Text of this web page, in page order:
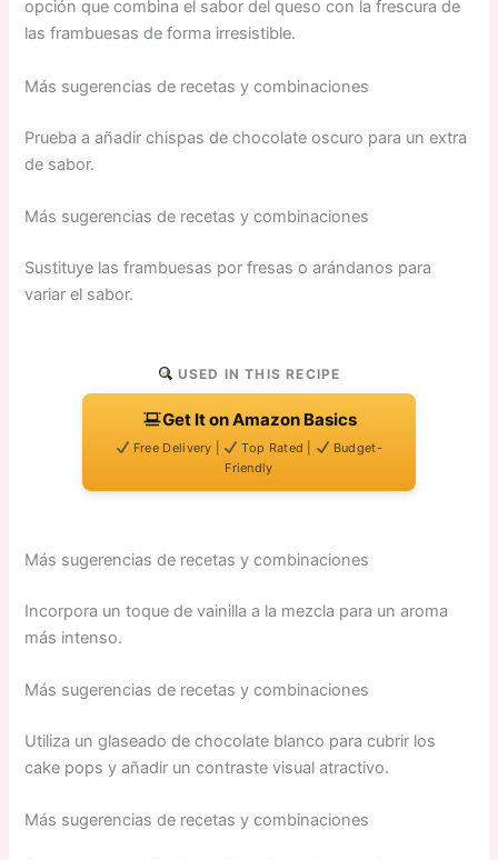
opción que combina el sabor del queso con la frescura de
las frambuesas de forma irresistible.
Más sugerencias de recetas y combinaciones
Prueba a añadir chispas de chocolate oscuro para un extra
de sabor.
Más sugerencias de recetas y combinaciones
Sustituye las frambuesas por fresas o arándanos para
variar el sabor.
USED IN THIS RECIPE
Get It on Amazon Basics
Free Delivery | Top Rated |
Budget-
Friendly
Más sugerencias de recetas y combinaciones
Incorpora un toque de vainilla a la mezcla para un aroma
más intenso.
Más sugerencias de recetas y combinaciones
Utiliza un glaseado de chocolate blanco para cubrir los
cake pops y añadir un contraste visual atractivo.
Más sugerencias de recetas y combinaciones